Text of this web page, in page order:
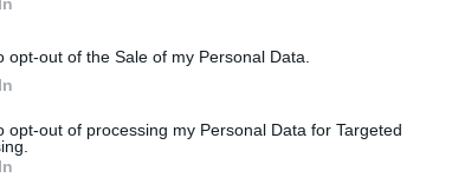
opt-out of the Sale of my Personal Data.
opt-out of processing my Personal Data for Targeted